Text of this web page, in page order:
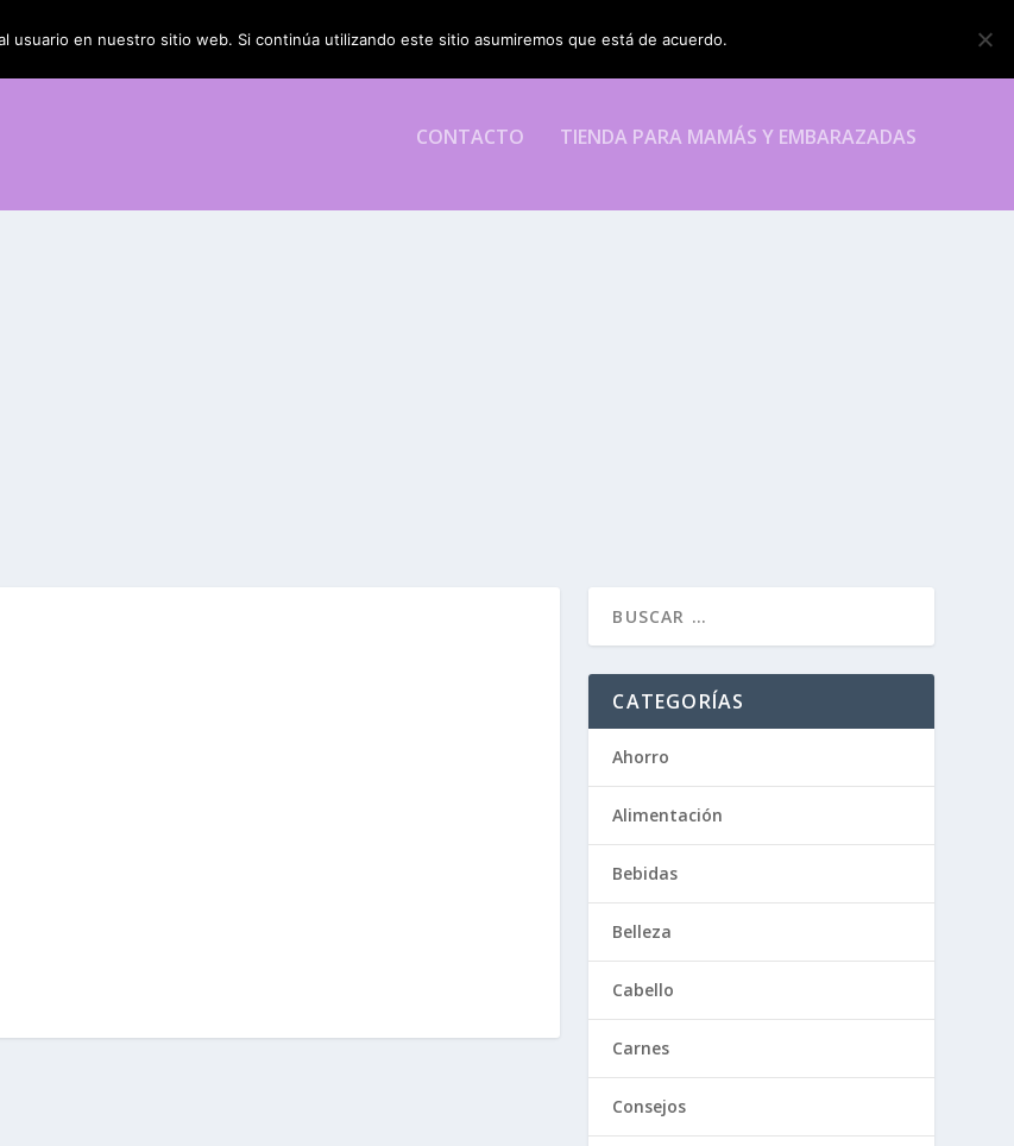
CONTACTO TIENDA PARA MAMÁS Y EMBARAZADAS
CATEGORÍAS
Ahorro
Alimentación
Bebidas
Belleza
Cabello
Carnes
Consejos
usuario en nuestro sitio web. Si continúa utilizando este sitio asumiremos que está de acuerdo.